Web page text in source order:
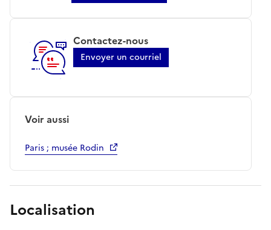
Contactez-nous
Envoyer un courriel
Voir aussi
Paris ; musée Rodin
Localisation